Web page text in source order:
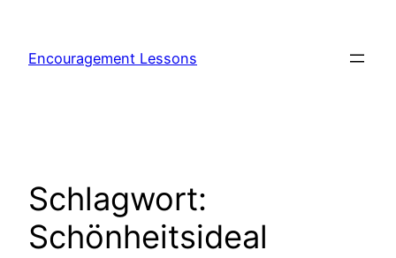
Encouragement Lessons
Schlagwort:
Schönheitsideal